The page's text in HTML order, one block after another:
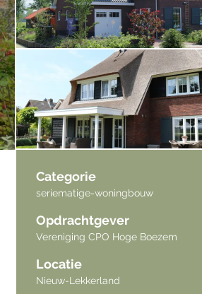
Categorie
seriematige-woningbouw
Opdrachtgever
Vereniging CPO Hoge Boezem
Locatie
Nieuw-Lekkerland